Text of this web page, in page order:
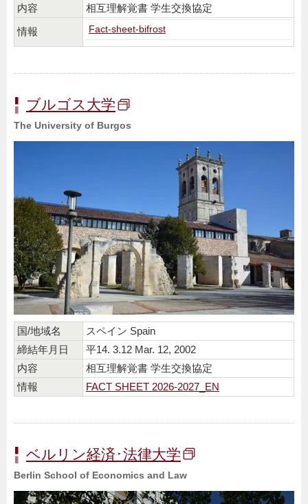
内容
相互理解覚書 学生交換協定
情報 Fact-sheet-bifrost
ブルゴス大学
The University of Burgos
国/地域名
スペイン Spain
締結年月日
平14. 3.12 Mar. 12, 2002
内容
相互理解覚書 学生交換協定
情報
FACT SHEET 2026-2027_EN
ベルリン経済･法律大学
Berlin School of Economics and Law